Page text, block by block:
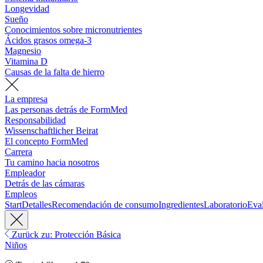
Longevidad
Sueño
Conocimientos sobre micronutrientes
Ácidos grasos omega-3
Magnesio
Vitamina D
Causas de la falta de hierro
La empresa
Las personas detrás de FormMed
Responsabilidad
Wissenschaftlicher Beirat
El concepto FormMed
Carrera
Tu camino hacia nosotros
Empleador
Detrás de las cámaras
Empleos
StartDetallesRecomendación de consumoIngredientesLaboratorio
Zurück zu: Protección Básica
Niños